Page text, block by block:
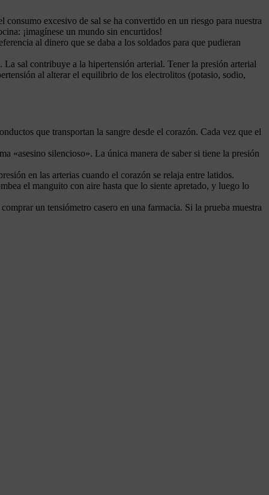
excesivo de sal se ha convertido en un riesgo para nuestra
¡imagínese un mundo sin encurtidos!
al dinero que se daba a los soldados para que pudieran
sal contribuye a la hipertensión arterial. Tener la presión arterial
al alterar el equilibrio de los electrolitos (potasio, sodio,
que transportan la sangre desde el corazón. Cada vez que el
«asesino silencioso». La única manera de saber si tiene la presión
en las arterias cuando el corazón se relaja entre latidos.
el manguito con aire hasta que lo siente apretado, y luego lo
un tensiómetro casero en una farmacia. Si la prueba muestra